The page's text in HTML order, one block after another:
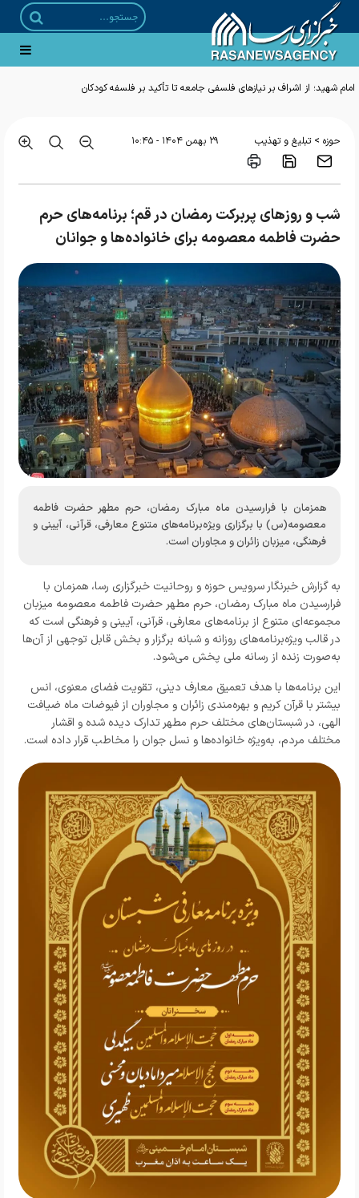
حوزه > تبلیغ و تهذیب ۲۹ بهمن ۱۴۰۴ - ۱۰:۴۵
شب و روزهای پربرکت رمضان در قم؛ برنامه‌های حرم
حضرت فاطمه معصومه برای خانواده‌ها و جوانان
همزمان با فرارسیدن ماه مبارک رمضان، حرم مطهر حضرت فاطمه
معصومه(س) با برگزاری ویژه‌برنامه‌های متنوع معارفی، قرآنی، آیینی و
فرهنگی، میزبان زائران و مجاوران است.
به گزارش خبرنگار سرویس حوزه و روحانیت خبرگزاری رسا، همزمان با
فرارسیدن ماه مبارک رمضان، حرم مطهر حضرت فاطمه معصومه میزبان
مجموعه‌ای متنوع از برنامه‌های معارفی، قرآنی، آیینی و فرهنگی است که
در قالب ویژه‌برنامه‌های روزانه و شبانه برگزار و بخش قابل توجهی از آن‌ها
به‌صورت زنده از رسانه ملی پخش می‌شود.
این برنامه‌ها با هدف تعمیق معارف دینی، تقویت فضای معنوی، انس
بیشتر با قرآن کریم و بهره‌مندی زائران و مجاوران از فیوضات ماه ضیافت
الهی، در شبستان‌های مختلف حرم مطهر تدارک دیده شده و اقشار
مختلف مردم، به‌ویژه خانواده‌ها و نسل جوان را مخاطب قرار داده است.